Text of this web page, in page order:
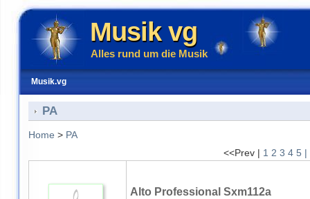
Musik vg
Alles rund um die Musik
Musik.vg
PA
Home > PA
<<Prev | 1 2 3 4 5 |
Alto Professional Sxm112a